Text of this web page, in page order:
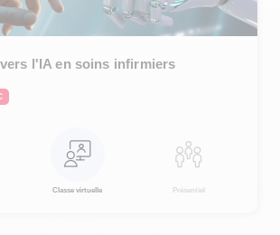
l'IA en soins infirmiers
Classe virtuelle Présentiel